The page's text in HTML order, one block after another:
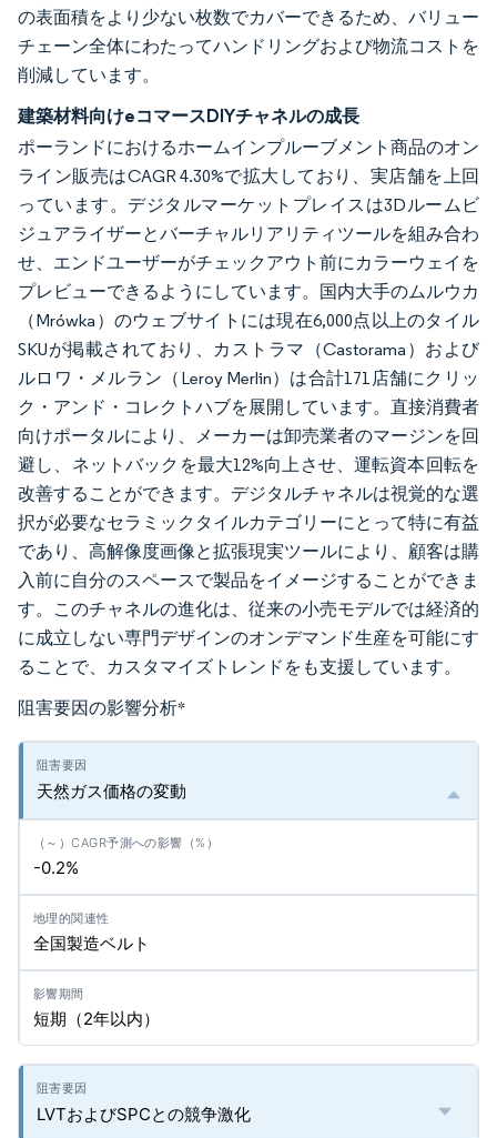
の表面積をより少ない枚数でカバーできるため、バリュー
チェーン全体にわたってハンドリングおよび物流コストを
削減しています。
建築材料向けeコマースDIYチャネルの成長
ポーランドにおけるホームインプルーブメント商品のオン
ライン販売はCAGR 4.30%で拡大しており、実店舗を上回
っています。デジタルマーケットプレイスは3Dルームビ
ジュアライザーとバーチャルリアリティツールを組み合わ
せ、エンドユーザーがチェックアウト前にカラーウェイを
プレビューできるようにしています。国内大手のムルウカ
（Mrówka）のウェブサイトには現在6,000点以上のタイル
SKUが掲載されており、カストラマ（Castorama）および
ルロワ・メルラン（Leroy Merlin）は合計171店舗にクリッ
ク・アンド・コレクトハブを展開しています。直接消費者
向けポータルにより、メーカーは卸売業者のマージンを回
避し、ネットバックを最大12%向上させ、運転資本回転を
改善することができます。デジタルチャネルは視覚的な選
択が必要なセラミックタイルカテゴリーにとって特に有益
であり、高解像度画像と拡張現実ツールにより、顧客は購
入前に自分のスペースで製品をイメージすることができま
す。このチャネルの進化は、従来の小売モデルでは経済的
に成立しない専門デザインのオンデマンド生産を可能にす
ることで、カスタマイズトレンドをも支援しています。
阻害要因の影響分析*
天然ガス価格の変動
-0.2%
全国製造ベルト
短期（2年以内）
LVTおよびSPCとの競争激化